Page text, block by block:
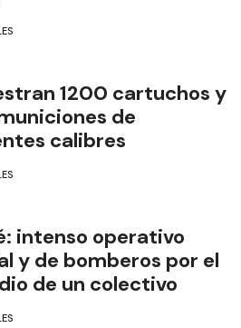
1200 cartuchos y
de
calibres
intenso operativo
y de bomberos por el
de un colectivo